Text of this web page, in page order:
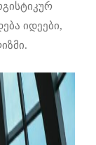
იდეები,